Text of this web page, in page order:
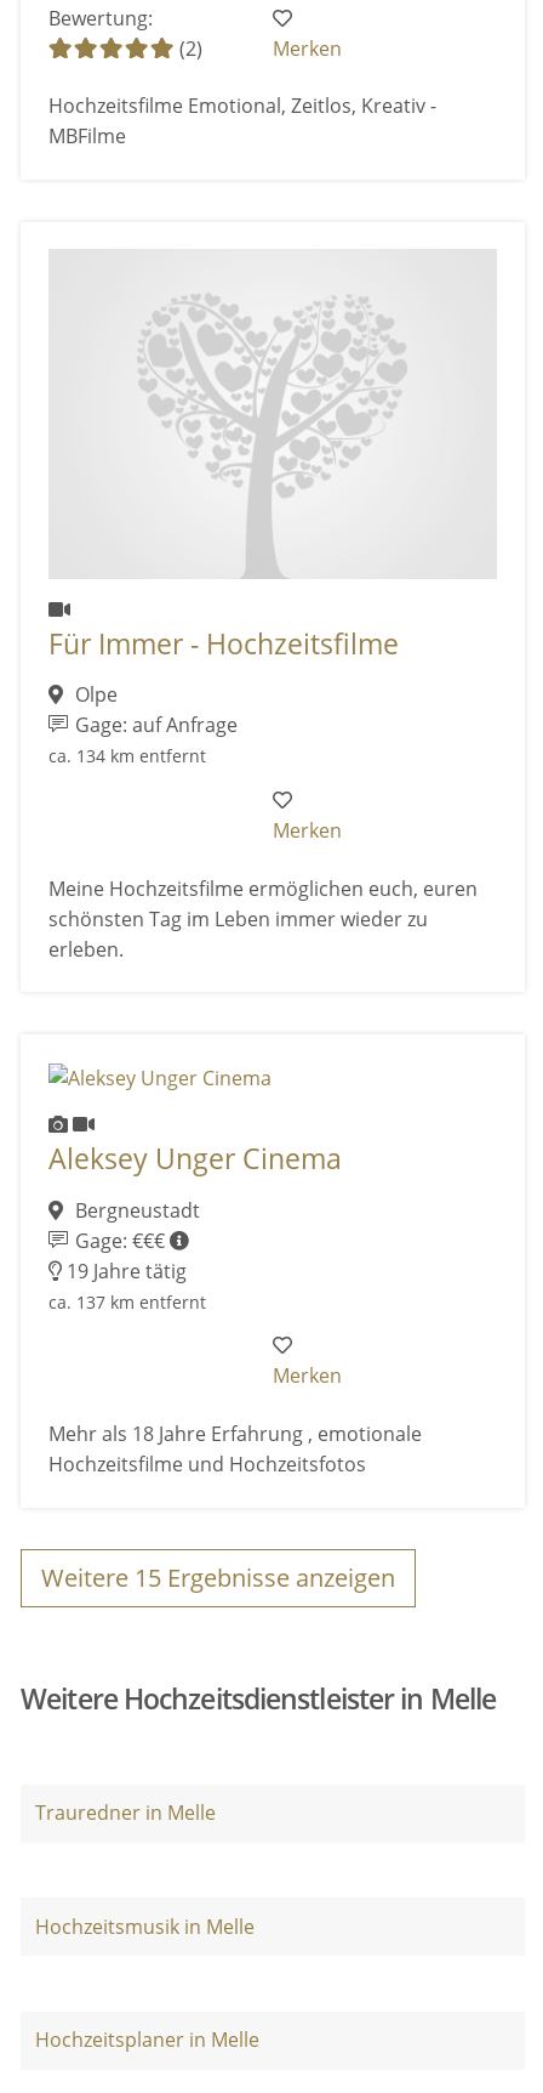
Bewertung:
(2)
Merken
Hochzeitsfilme Emotional, Zeitlos, Kreativ -
MBFilme
Für Immer - Hochzeitsfilme
Olpe
Gage: auf Anfrage
ca. 134 km entfernt
Merken
Meine Hochzeitsfilme ermöglichen euch, euren
schönsten Tag im Leben immer wieder zu
erleben.
Aleksey Unger Cinema
Bergneustadt
Gage: €€€
19 Jahre tätig
ca. 137 km entfernt
Merken
Mehr als 18 Jahre Erfahrung , emotionale
Hochzeitsfilme und Hochzeitsfotos
Weitere 15 Ergebnisse anzeigen
Weitere Hochzeitsdienstleister in Melle
Trauredner in Melle
Hochzeitsmusik in Melle
Hochzeitsplaner in Melle